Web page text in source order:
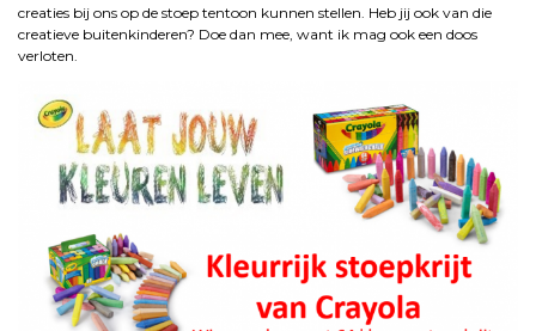
creaties bij ons op de stoep tentoon kunnen stellen. Heb jij ook van die
creatieve buitenkinderen? Doe dan mee, want ik mag ook een doos
verloten.